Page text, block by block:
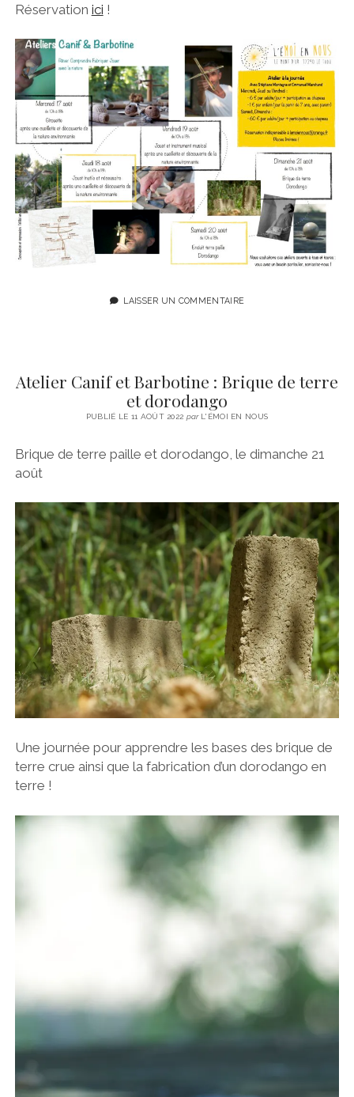
Réservation ici !
LAISSER UN COMMENTAIRE
Atelier Canif et Barbotine : Brique de terre
et dorodango
PUBLIÉ LE 11 AOÛT 2022 parL'ÉMOI EN NOUS
Brique de terre paille et dorodango, le dimanche 21
août
Une journée pour apprendre les bases des brique de
terre crue ainsi que la fabrication d’un dorodango en
terre !